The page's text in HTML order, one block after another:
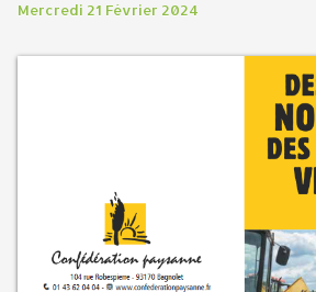
Mercredi 21 Février 2024